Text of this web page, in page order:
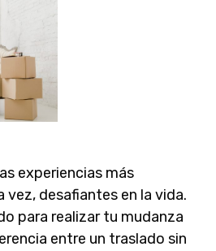
experiencias más
vez, desafiantes en la vida.
para realizar tu mudanza
entre un traslado sin